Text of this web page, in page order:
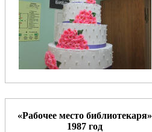
«Рабочее место библиотекаря»
1987 год